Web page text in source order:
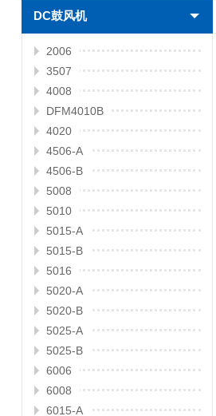
2006
2010
2507
2510
3006
3007
3010
3510
4007
4010-B
4015
4020
4028
4510
5010
5015
5020
5025
6010
6015
6020
6025
6038
7010
7015
7025
8010
8015
8025-A
8025-B
8038
9025-B
8020
9238
1225-A
1225-B
1232
1238-A
1238-B
1425
1751
20060
DC鼓风机
2006
3507
4008
DFM4010B
4020
4506-A
4506-B
5008
5010
5015-A
5015-B
5016
5020-A
5020-B
5025-A
5025-B
6006
6008
6015-A